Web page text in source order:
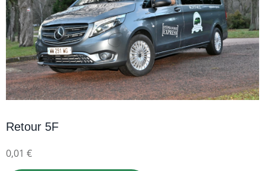
Retour 5F
0,01 €